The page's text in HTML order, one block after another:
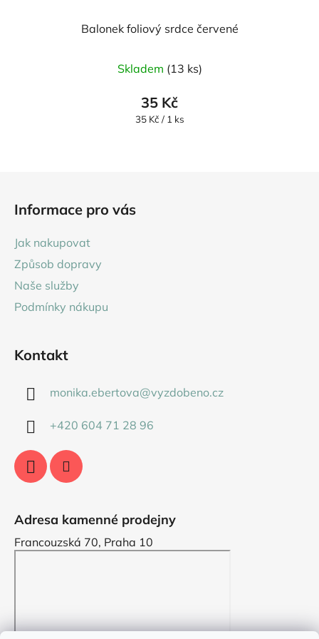
Balonek foliový srdce červené
Skladem (13 ks)
35 Kč
Měrná
35 Kč / 1 ks
Informace pro vás
Jak nakupovat
Způsob dopravy
Naše služby
Podmínky nákupu
Kontakt
monika.ebertova@vyzdobeno.cz
+420 604 71 28 96
Adresa kamenné prodejny
Francouzská 70, Praha 10